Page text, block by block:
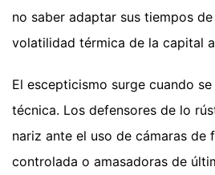
no saber adaptar sus tiempos
volatilidad térmica de la capital
El escepticismo surge cuando
técnica. Los defensores de lo
nariz ante el uso de cámaras de
controlada o amasadoras de